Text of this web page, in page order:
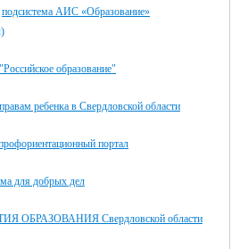
подсистема АИС «Образование»
образование"
ребенка в Свердловской области
портал
для добрых дел
ОБРАЗОВАНИЯ Свердловской области